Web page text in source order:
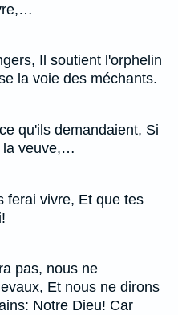
Il soutient l'orphelin
la voie des méchants.
qu'ils demandaient, Si
la veuve,…
ferai vivre, Et que tes
pas, nous ne
Et nous ne dirons
Notre Dieu! Car